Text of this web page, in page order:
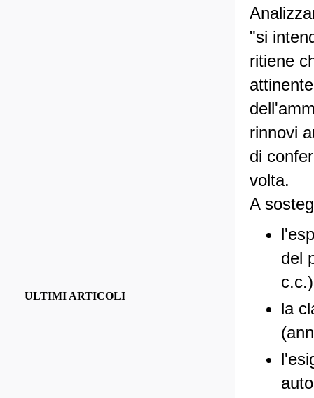
"si
ritiene
rinnovi
di
volta.
A
del
la
ULTIMI ARTICOLI